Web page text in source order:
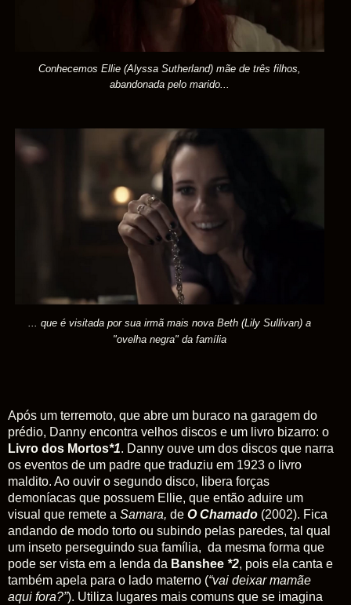
Conhecemos Ellie (Alyssa Sutherland) mãe de três filhos,
abandonada pelo marido...
... que é visitada por sua irmã mais nova Beth (Lily Sullivan) a
"ovelha negra" da família
Após um terremoto, que abre um buraco na garagem do
prédio, Danny encontra velhos discos e um livro bizarro: o
Livro dos Mortos*1. Danny ouve um dos discos que narra
os eventos de um padre que traduziu em 1923 o livro
maldito. Ao ouvir o segundo disco, libera forças
demoníacas que possuem Ellie, que então aduire um
visual que remete a Samara, de O Chamado (2002). Fica
andando de modo torto ou subindo pelas paredes, tal qual
um inseto perseguindo sua família, da mesma forma que
pode ser vista em a lenda da Banshee *2, pois ela canta e
também apela para o lado materno (“vai deixar mamãe
aqui fora?”). Utiliza lugares mais comuns que se imagina